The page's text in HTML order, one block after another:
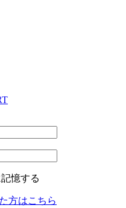
憶する
方はこちら